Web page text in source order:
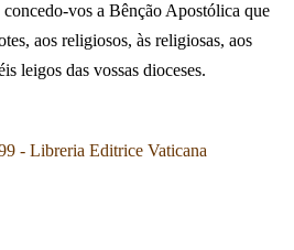
vos a Bênção Apostólica que
aos religiosos, às religiosas, aos
leigos das vossas dioceses.
- Libreria Editrice Vaticana